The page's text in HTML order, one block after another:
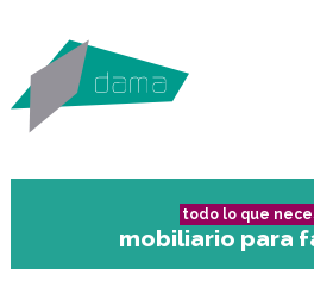
todo lo que
mobiliario para